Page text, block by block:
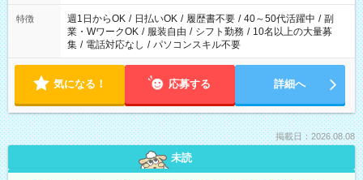
特徴 週1日からOK / 日払いOK / 履歴書不要 / 40～50代活躍中 / 副
業・WワークOK / 服装自由 / シフト勤務 / 10名以上の大量募
集 / 電話対応なし / パソコンスキル不要
気になる！ 応募する 詳細へ
掲載日：2026.08.08
未読